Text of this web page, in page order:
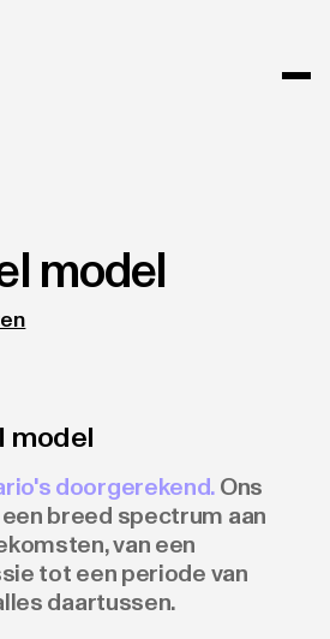
model
model
doorgerekend. Ons
breed spectrum aan
van een
tot een periode van
daartussen.